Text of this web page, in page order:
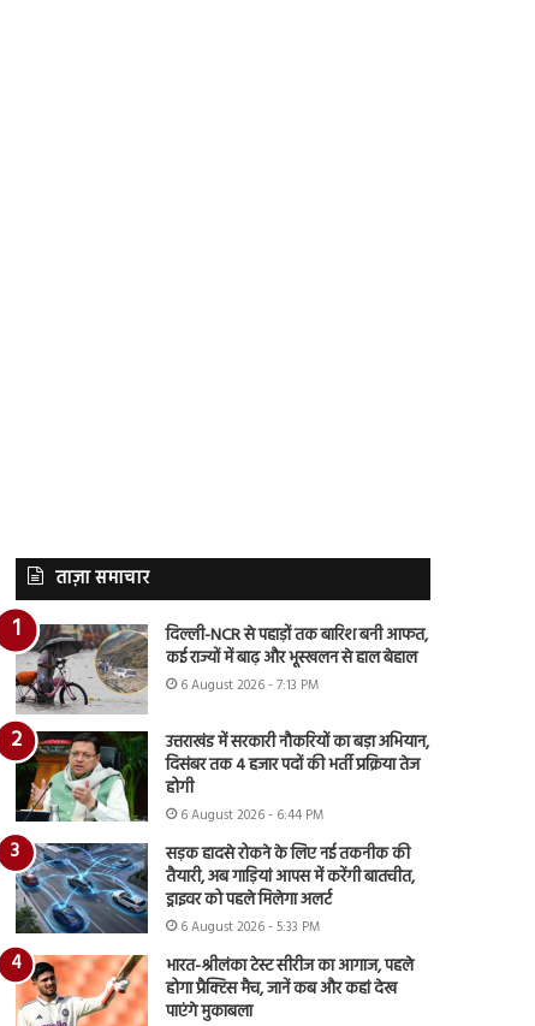
ताज़ा समाचार
दिल्ली-NCR से पहाड़ों तक बारिश बनी आफत,
कई राज्यों में बाढ़ और भूस्खलन से हाल बेहाल
6 August 2026 - 7:13 PM
उत्तराखंड में सरकारी नौकरियों का बड़ा अभियान,
दिसंबर तक 4 हजार पदों की भर्ती प्रक्रिया तेज
होगी
6 August 2026 - 6:44 PM
सड़क हादसे रोकने के लिए नई तकनीक की
तैयारी, अब गाड़ियां आपस में करेंगी बातचीत,
ड्राइवर को पहले मिलेगा अलर्ट
6 August 2026 - 5:33 PM
भारत-श्रीलंका टेस्ट सीरीज का आगाज, पहले
होगा प्रैक्टिस मैच, जानें कब और कहां देख
पाएंगे मुकाबला